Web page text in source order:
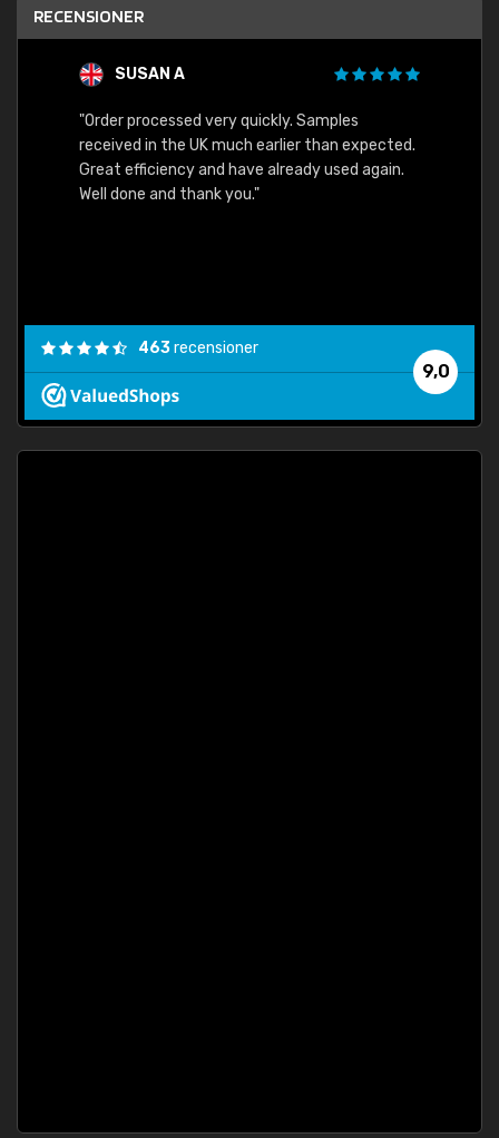
RECENSIONER
SUSAN A
"Order processed very quickly. Samples
received in the UK much earlier than expected.
Great efficiency and have already used again.
Well done and thank you."
9,0
463recensioner